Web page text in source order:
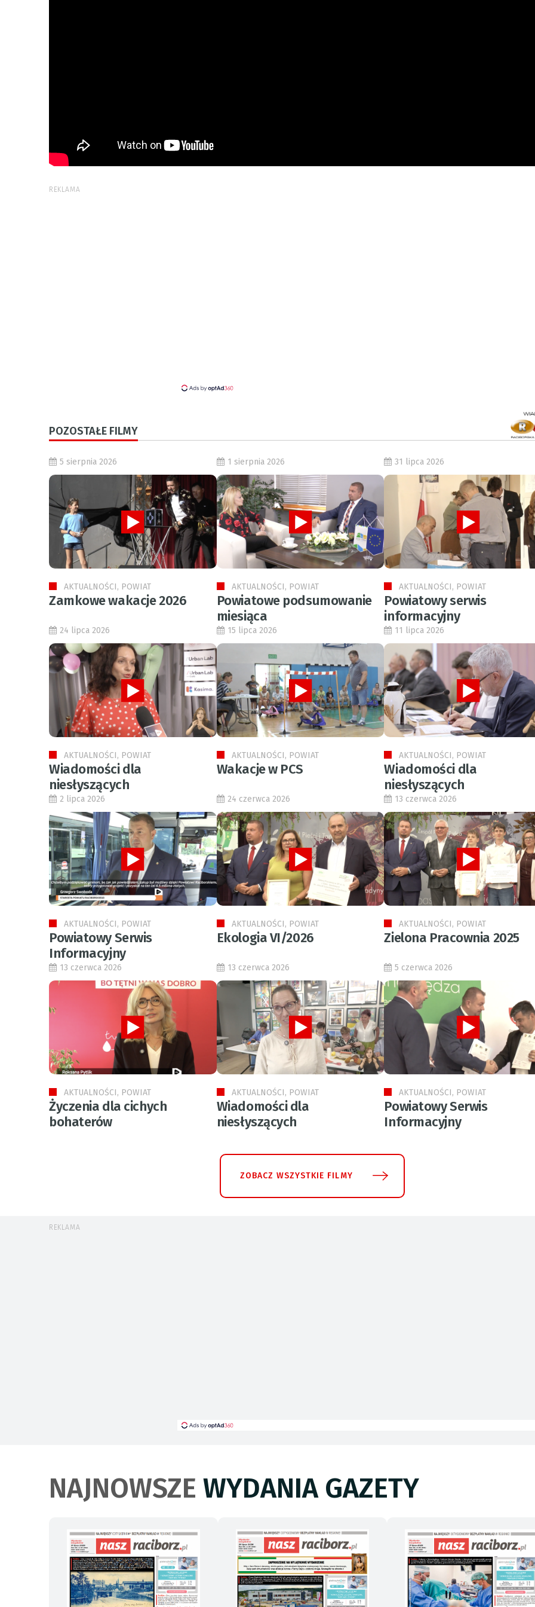
REKLAMA
POZOSTAŁE FILMY
5 sierpnia 2026
AKTUALNOŚCI, POWIAT
Zamkowe wakacje 2026
1 sierpnia 2026
AKTUALNOŚCI, POWIAT
Powiatowe podsumowanie
miesiąca
31 lipca 2026
AKTUALNOŚCI, POWIAT
Powiatowy serwis
informacyjny
24 lipca 2026
AKTUALNOŚCI, POWIAT
Wiadomości dla
niesłyszących
15 lipca 2026
AKTUALNOŚCI, POWIAT
Wakacje w PCS
11 lipca 2026
AKTUALNOŚCI, POWIAT
Wiadomości dla
niesłyszących
2 lipca 2026
AKTUALNOŚCI, POWIAT
Powiatowy Serwis
Informacyjny
24 czerwca 2026
AKTUALNOŚCI, POWIAT
Ekologia VI/2026
13 czerwca 2026
AKTUALNOŚCI, POWIAT
Zielona Pracownia 2025
13 czerwca 2026
AKTUALNOŚCI, POWIAT
Życzenia dla cichych
bohaterów
13 czerwca 2026
AKTUALNOŚCI, POWIAT
Wiadomości dla
niesłyszących
5 czerwca 2026
AKTUALNOŚCI, POWIAT
Powiatowy Serwis
Informacyjny
ZOBACZ WSZYSTKIE FILMY
REKLAMA
NAJNOWSZE WYDANIA GAZETY